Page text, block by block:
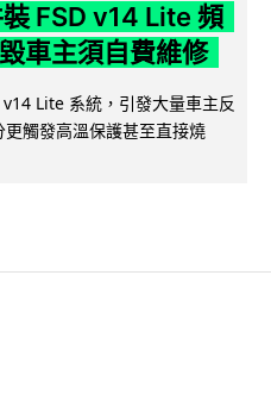
FSD v14 Lite 頻
車主須自費維修
Lite 系統，引發大量車主反
觸發高溫保護甚至直接燒